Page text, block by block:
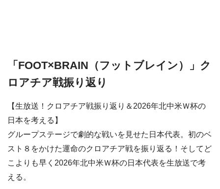
「FOOT×BRAIN（フットブレイン）」ク
ロアチア戦振り返り
【生放送！クロアチア戦振り返り＆2026年北中米Ｗ杯の
日本を考える】
グループステージで劇的な戦いを見せた日本代表。初のベ
スト８をかけた運命のクロアチア戦を振り返る！そしてど
こよりも早く2026年北中米Ｗ杯の日本代表を生放送で考
える。